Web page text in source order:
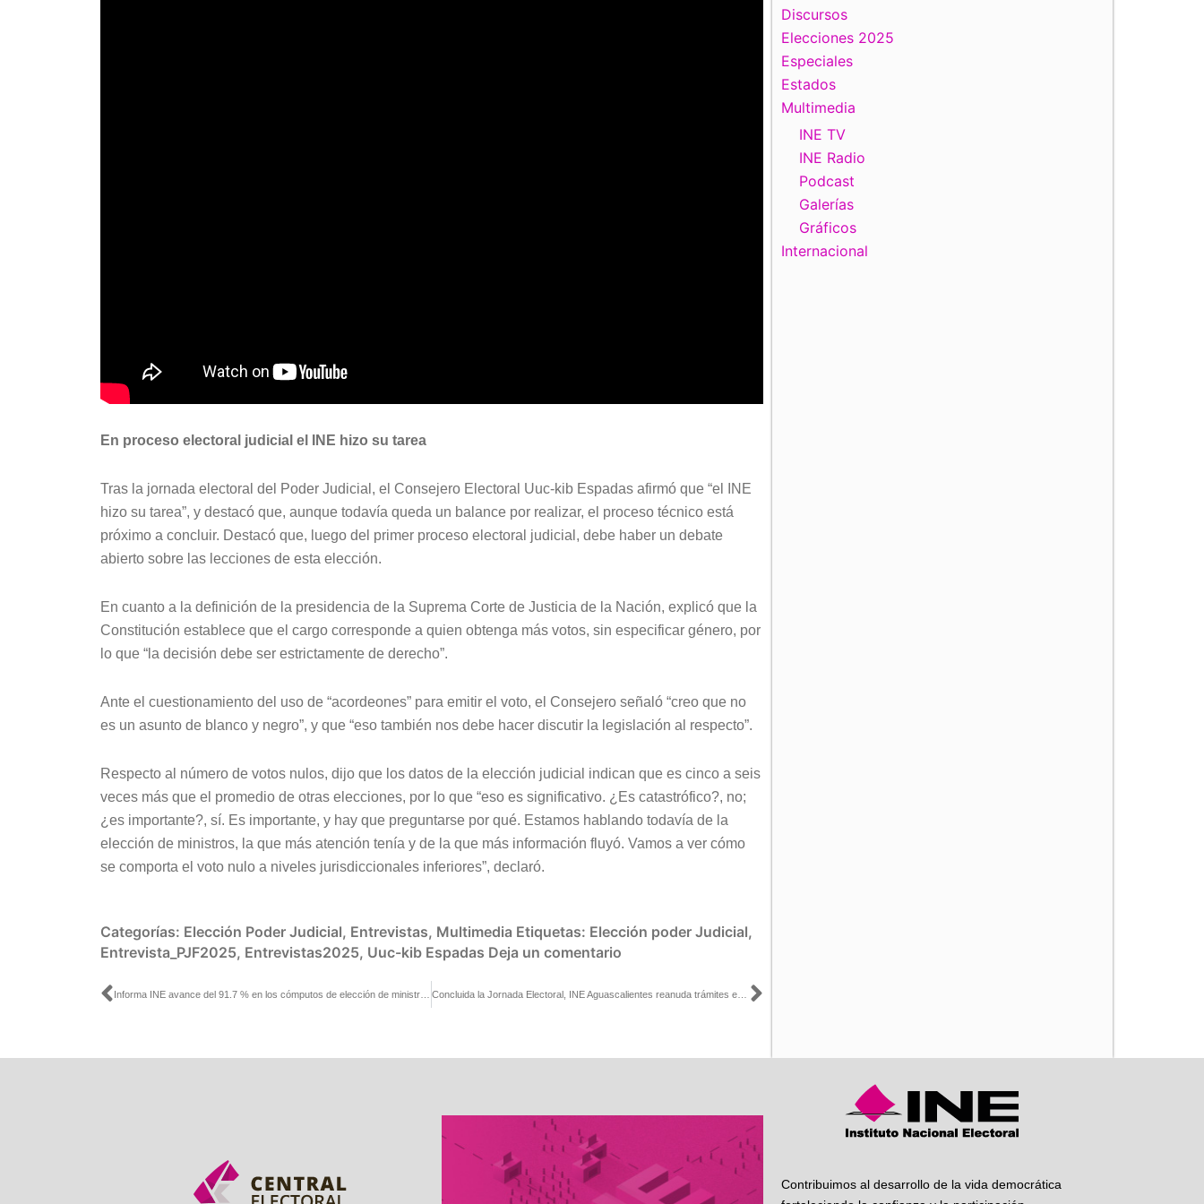
En proceso electoral judicial el INE hizo su tarea
Tras la jornada electoral del Poder Judicial, el Consejero Electoral Uuc-kib Espadas afirmó que “el INE
hizo su tarea”, y destacó que, aunque todavía queda un balance por realizar, el proceso técnico está
próximo a concluir. Destacó que, luego del primer proceso electoral judicial, debe haber un debate
abierto sobre las lecciones de esta elección.
En cuanto a la definición de la presidencia de la Suprema Corte de Justicia de la Nación, explicó que la
Constitución establece que el cargo corresponde a quien obtenga más votos, sin especificar género, por
lo que “la decisión debe ser estrictamente de derecho”.
Ante el cuestionamiento del uso de “acordeones” para emitir el voto, el Consejero señaló “creo que no
es un asunto de blanco y negro”, y que “eso también nos debe hacer discutir la legislación al respecto”.
Respecto al número de votos nulos, dijo que los datos de la elección judicial indican que es cinco a seis
veces más que el promedio de otras elecciones, por lo que “eso es significativo. ¿Es catastrófico?, no;
¿es importante?, sí. Es importante, y hay que preguntarse por qué. Estamos hablando todavía de la
elección de ministros, la que más atención tenía y de la que más información fluyó. Vamos a ver cómo
se comporta el voto nulo a niveles jurisdiccionales inferiores”, declaró.
Categorías: Elección Poder Judicial, Entrevistas, Multimedia Etiquetas: Elección poder Judicial,
Entrevista_PJF2025, Entrevistas2025, Uuc-kib Espadas Deja un comentario
Ant Siguiente
Discursos
Elecciones 2025
Especiales
Estados
Multimedia
INE TV
INE Radio
Podcast
Galerías
Gráficos
Internacional
Contribuimos al desarrollo de la vida democrática